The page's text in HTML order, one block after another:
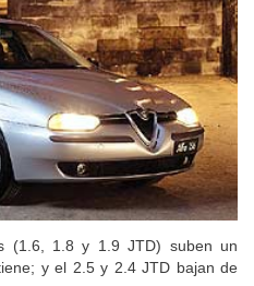
(1.6, 1.8 y 1.9 JTD) suben un
y el 2.5 y 2.4 JTD bajan de